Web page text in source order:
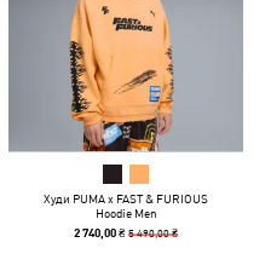
Худи PUMA x FAST & FURIOUS
Hoodie Men
2 740,00 ₴5 490,00 ₴